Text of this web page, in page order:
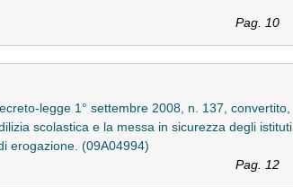
Pag. 10
legge 1° settembre 2008, n. 137, convertito,
scolastica e la messa in sicurezza degli istituti
erogazione. (09A04994)
Pag. 12